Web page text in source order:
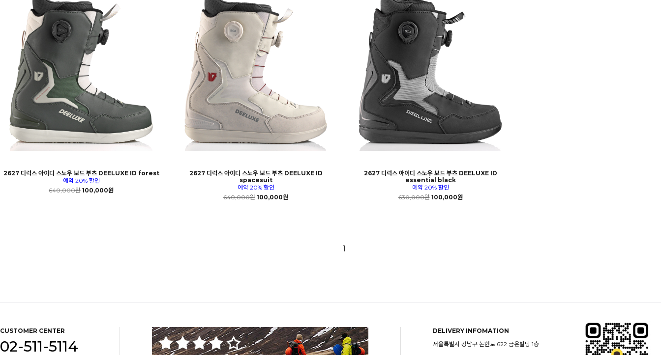
2627 디럭스 아이디 스노우 보드 부츠 DEELUXE ID forest
예약 20% 할인
640,000원 100,000원
2627 디럭스 아이디 스노우 보드 부츠 DEELUXE ID
spacesuit
예약 20% 할인
640,000원 100,000원
2627 디럭스 아이디 스노우 보드 부츠 DEELUXE ID
essential black
예약 20% 할인
630,000원 100,000원
1
CUSTOMER CENTER
02-511-5114
DELIVERY INFOMATION
서울특별시 강남구 논현로 622 금은빌딩 1층